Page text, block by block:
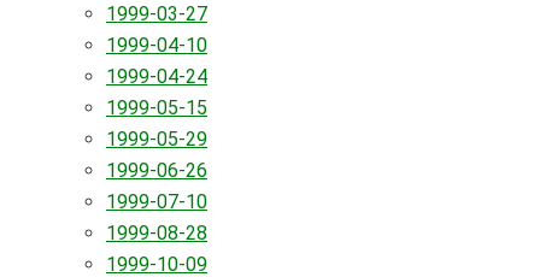
1999-03-27
1999-04-10
1999-04-24
1999-05-15
1999-05-29
1999-06-26
1999-07-10
1999-08-28
1999-10-09